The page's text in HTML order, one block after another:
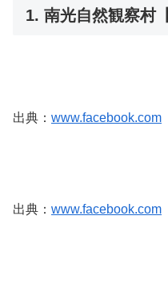
1. 南光自然観察村
出典： www.facebook.com
出典： www.facebook.com